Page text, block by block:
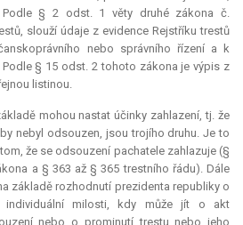
§ 2 odst. 1 věty druhé zákona č.
slouží údaje z evidence Rejstříku trestů
nebo správního řízení a k
§ 15 odst. 2 tohoto zákona je výpis z
listinou.
mohou nastat účinky zahlazení, tj. že
nebyl odsouzen, jsou trojího druhu. Je to
že se odsouzení pachatele zahlazuje (§
a § 363 až § 365 trestního řádu). Dále
základě rozhodnutí prezidenta republiky o
individuální milosti, kdy může jít o akt
nebo o prominutí trestu nebo jeho